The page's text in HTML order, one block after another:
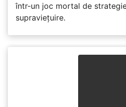
într-un joc mortal de
supraviețuire.